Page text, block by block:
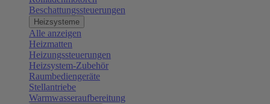
Beschattungssteuerungen
Heizsysteme
Alle anzeigen
Heizmatten
Heizungssteuerungen
Heizsystem-Zubehör
Raumbediengeräte
Stellantriebe
Warmwasseraufbereitung